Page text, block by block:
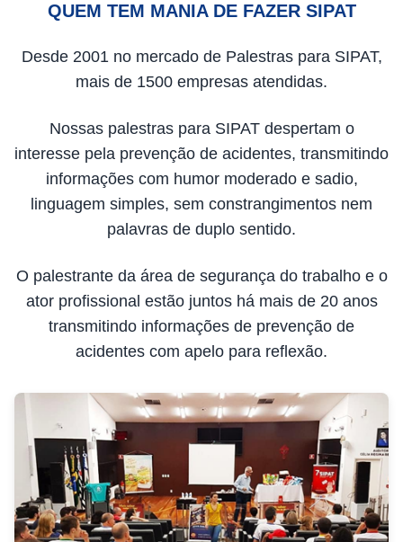
QUEM TEM MANIA DE FAZER SIPAT
Desde 2001 no mercado de Palestras para SIPAT,
mais de 1500 empresas atendidas.
Nossas palestras para SIPAT despertam o
interesse pela prevenção de acidentes, transmitindo
informações com humor moderado e sadio,
linguagem simples, sem constrangimentos nem
palavras de duplo sentido.
O palestrante da área de segurança do trabalho e o
ator profissional estão juntos há mais de 20 anos
transmitindo informações de prevenção de
acidentes com apelo para reflexão.